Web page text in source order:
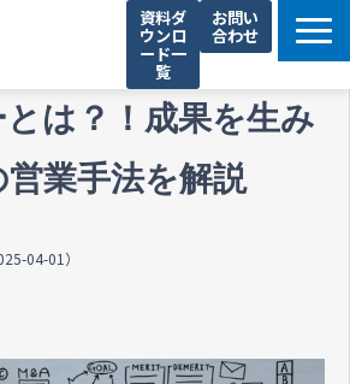
資料ダ
ウンロ
ード一
覧
お問い
合わせ
製品サービス一覧
コネクシオの強み
運営会社
は？！成果を生み
業手法を解説
04-01 ）